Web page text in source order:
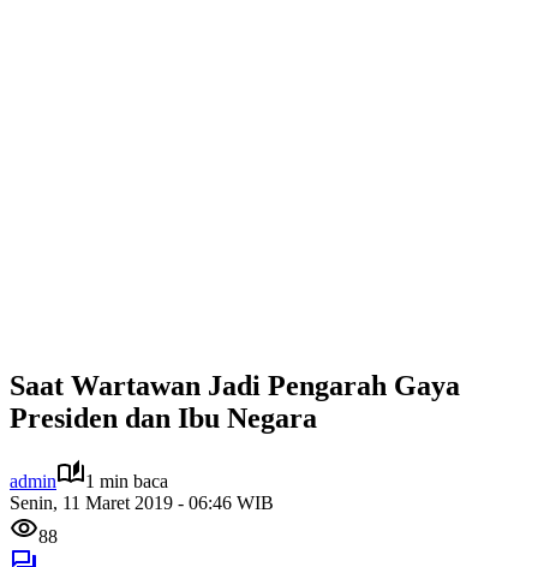
Saat Wartawan Jadi Pengarah Gaya
Presiden dan Ibu Negara
admin
1 min baca
Senin, 11 Maret 2019 - 06:46 WIB
88